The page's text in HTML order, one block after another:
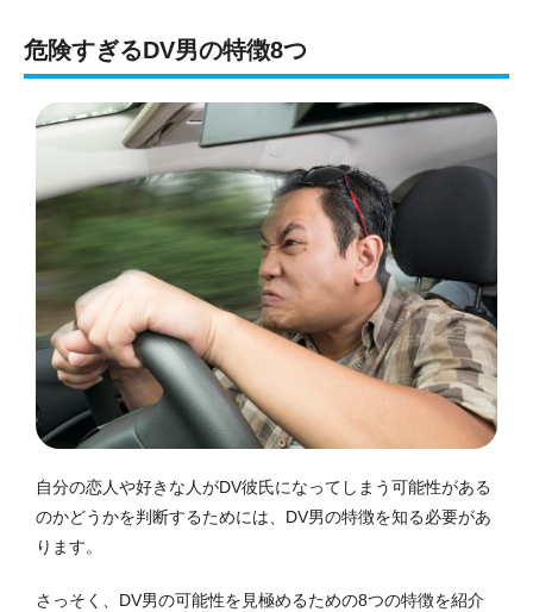
危険すぎるDV男の特徴8つ
自分の恋人や好きな人がDV彼氏になってしまう可能性がある
のかどうかを判断するためには、DV男の特徴を知る必要があ
ります。
さっそく、DV男の可能性を見極めるための8つの特徴を紹介